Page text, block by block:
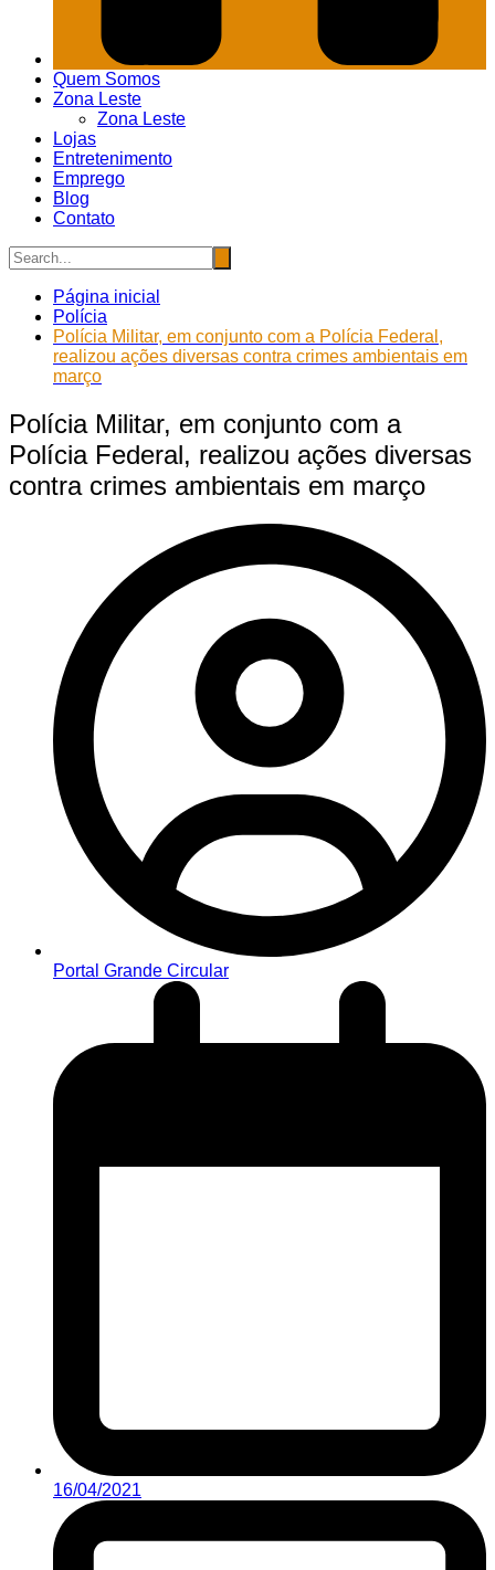
Quem Somos
Zona Leste
Zona Leste
Lojas
Entretenimento
Emprego
Blog
Contato
Página inicial
Polícia
Polícia Militar, em conjunto com a Polícia Federal,
realizou ações diversas contra crimes ambientais em
março
Polícia Militar, em conjunto com a
Polícia Federal, realizou ações diversas
contra crimes ambientais em março
Portal Grande Circular
16/04/2021